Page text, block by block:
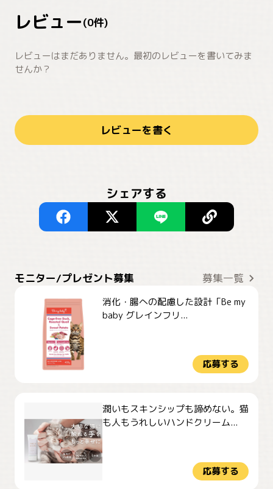
レビュー(0件)
レビューはまだありません。最初のレビューを書いてみま
せんか？
レビューを書く
シェアする
モニター/プレゼント募集 募集一覧
消化・腸への配慮した設計「Be my
baby グレインフリ...
応募する
潤いもスキンシップも諦めない。猫
も人もうれしいハンドクリーム...
応募する